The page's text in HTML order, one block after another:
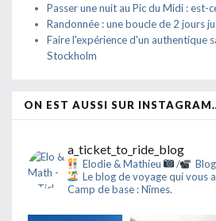
Passer une nuit au Pic du Midi : est-
Randonnée : une boucle de 2 jours
Faire l'expérience d'un authentique
Stockholm
ON EST AUSSI SUR
a_ticket_to_ride_blog
Elodie & Mathieu /
Le blog de voyage qui vous
Camp de base : Nîmes.